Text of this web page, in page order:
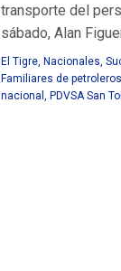
transporte del
sábado, Alan
El Tigre Nacionales
Familiares de
nacional
PDVSA San